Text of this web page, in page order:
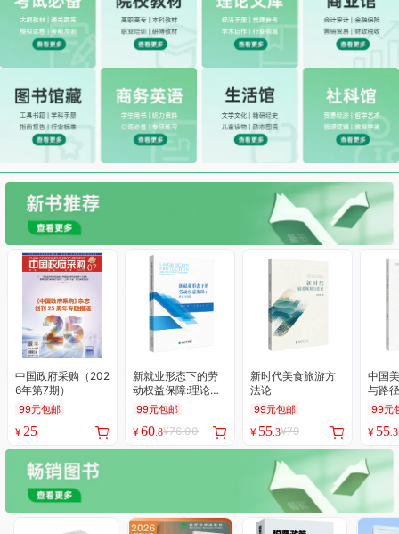
中国政府采购（202
6年第7期）
99元包邮
¥ 25
新就业形态下的劳
动权益保障:理论与
实践
99元包邮
¥60.8¥76.00
新时代美食旅游方
法论
99元包邮
¥ 55.3¥79
中国
与路径
99元
¥ 55.3